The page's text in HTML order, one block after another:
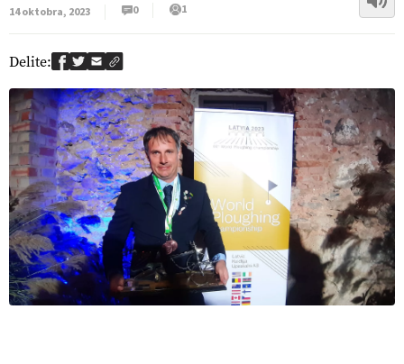
14 oktobra, 2023
0 1
Delite: